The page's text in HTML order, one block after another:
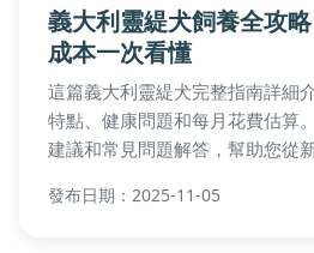
義大利靈緹犬飼養全攻略
成本一次看懂
這篇義大利靈緹犬完整指南詳細
特點、健康問題和每月花費估算
建議和常見問題解答，幫助您從
發布日期：2025-11-05